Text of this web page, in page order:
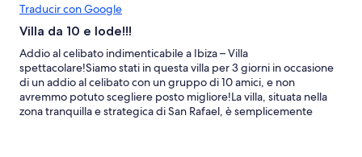
Traducir con Google
Villa da 10 e lode!!!
Addio al celibato indimenticabile a Ibiza – Villa
spettacolare!Siamo stati in questa villa per 3 giorni in occasione
di un addio al celibato con un gruppo di 10 amici, e non
avremmo potuto scegliere posto migliore!La villa, situata nella
zona tranquilla e strategica di San Rafael, è semplicemente